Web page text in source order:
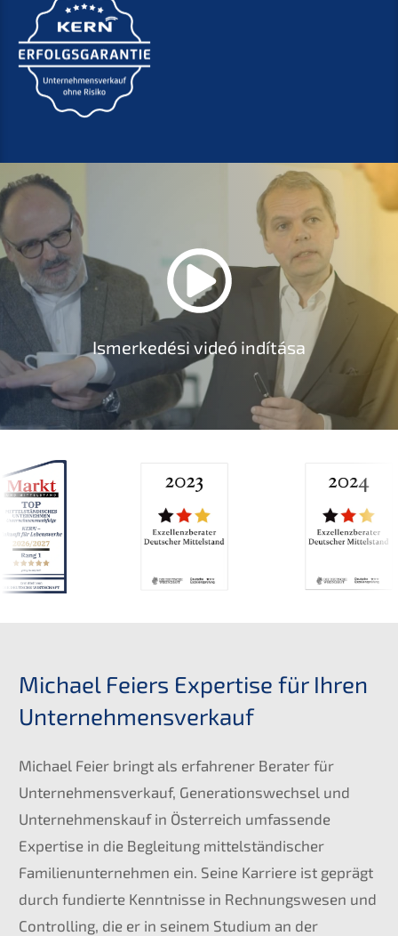
Ismerkedési videó indítása
Michael Feiers Expertise für Ihren
Unternehmensverkauf
Michael Feier bringt als erfahrener Berater für
Unternehmensverkauf, Generationswechsel und
Unternehmenskauf in Österreich umfassende
Expertise in die Begleitung mittelständischer
Familienunternehmen ein. Seine Karriere ist geprägt
durch fundierte Kenntnisse in Rechnungswesen und
Controlling, die er in seinem Studium an der